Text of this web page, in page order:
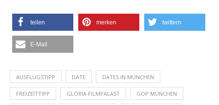
teilen merken twittern
E-Mail
AUSFLUGSTIPP DATE DATES IN MÜNCHEN
FREIZEITTIPP GLORIA FILMPALAST GOP MÜNCHEN